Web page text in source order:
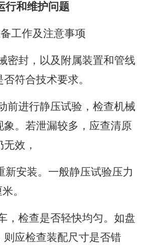
行和维护问题
工作及注意事项
密封，以及附属装置和管线
符合技术要求。
前进行静压试验，检查机械
象。若泄漏较多，应查清原
效，
新安装。一般静压试验压力
。
，检查是否轻快均匀。如盘
则应检查装配尺寸是否错